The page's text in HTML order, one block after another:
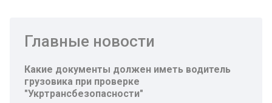
Главные новости
Какие документы должен иметь водитель
грузовика при проверке
"Укртрансбезопасности"